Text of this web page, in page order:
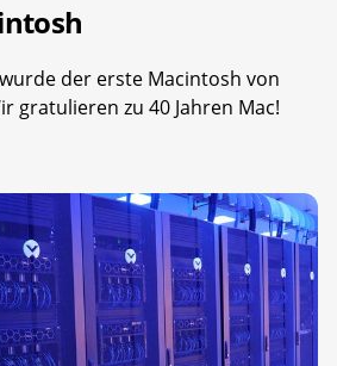
der erste Macintosh von
gratulieren zu 40 Jahren Mac!